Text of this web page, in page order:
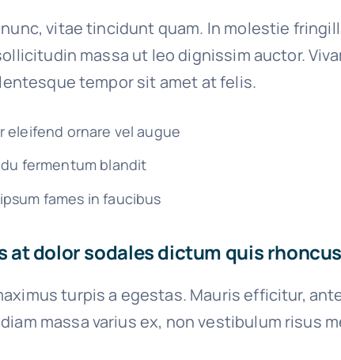
vitae tincidunt quam. In molestie
massa ut leo dignissim auctor.
tempor sit amet at felis.
eleifend ornare vel augue
fermentum blandit
fames in faucibus
at dolor sodales dictum quis
turpis a egestas. Mauris efficitur,
massa varius ex, non vestibulum risus